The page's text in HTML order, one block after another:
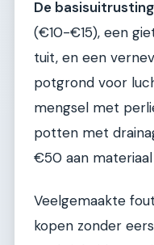
De
(€10-€15), een
tuit, en een
potgrond voor
mengsel met
potten met
€50 aan
Veelgemaakte
kopen zonder